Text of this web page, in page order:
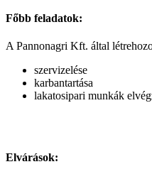
Főbb feladatok:
A Pannonagri Kft. által
szervizelése
karbantartása
lakatosipari munkák
Elvárások: